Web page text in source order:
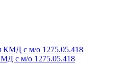
с м/о 1275.05.418